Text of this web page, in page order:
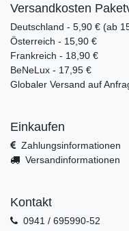
Versandkosten
Deutschland - 5,90 € (ab
Österreich - 15,90 €
Frankreich - 18,90 €
BeNeLux - 17,95 €
Globaler Versand auf
Einkaufen
Zahlungsinformationen
Versandinformationen
Kontakt
0941 / 695990-52